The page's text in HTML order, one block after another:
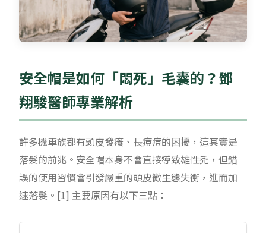
安全帽是如何「悶死」毛囊的？鄧
翔駿醫師專業解析
許多機車族都有頭皮發癢、長痘痘的困擾，這其實是
落髮的前兆。安全帽本身不會直接導致雄性禿，但錯
誤的使用習慣會引發嚴重的頭皮微生態失衡，進而加
速落髮。[1] 主要原因有以下三點：